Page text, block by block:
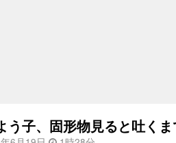
う子、固形物見ると吐く